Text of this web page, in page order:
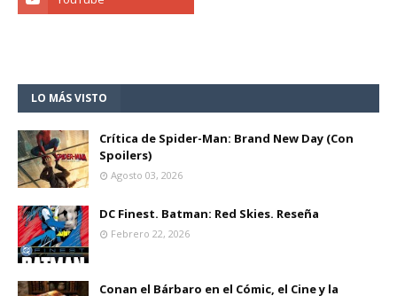
LO MÁS VISTO
Crítica de Spider-Man: Brand New Day (Con
Spoilers)
Agosto 03, 2026
DC Finest. Batman: Red Skies. Reseña
Febrero 22, 2026
Conan el Bárbaro en el Cómic, el Cine y la